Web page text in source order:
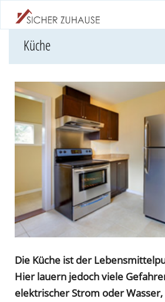
Küche
Die Küche ist der
Hier lauern jedoch viele
elektrischer Strom oder